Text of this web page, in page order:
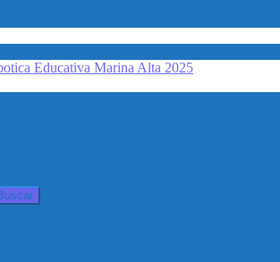
Educativa Marina Alta 2025